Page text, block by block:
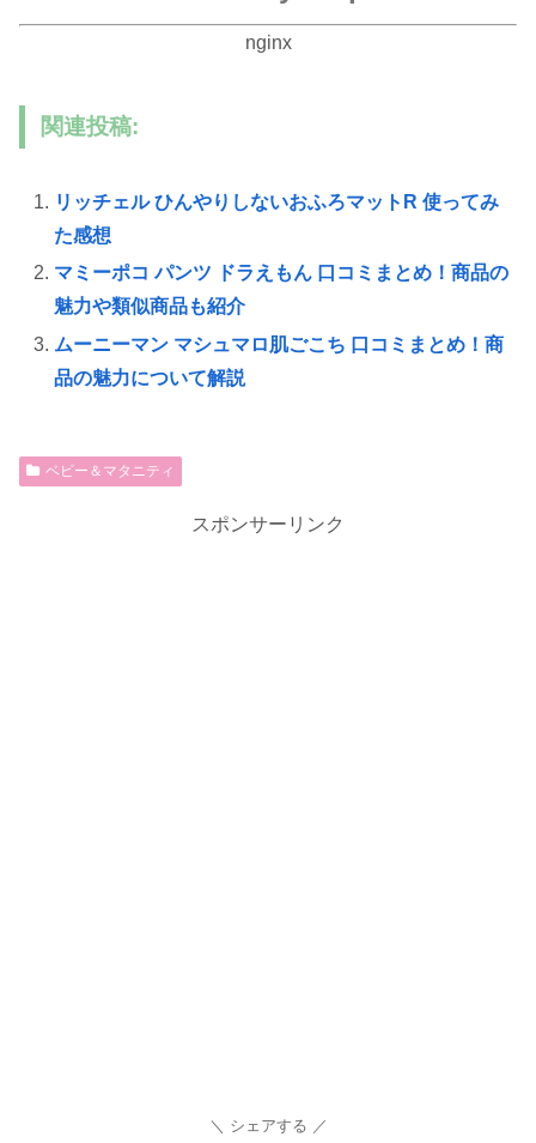
nginx
関連投稿:
リッチェル ひんやりしないおふろマットR 使ってみ
た感想
マミーポコ パンツ ドラえもん 口コミまとめ！商品の
魅力や類似商品も紹介
ムーニーマン マシュマロ肌ごこち 口コミまとめ！商
品の魅力について解説
ベビー＆マタニティ
スポンサーリンク
シェアする